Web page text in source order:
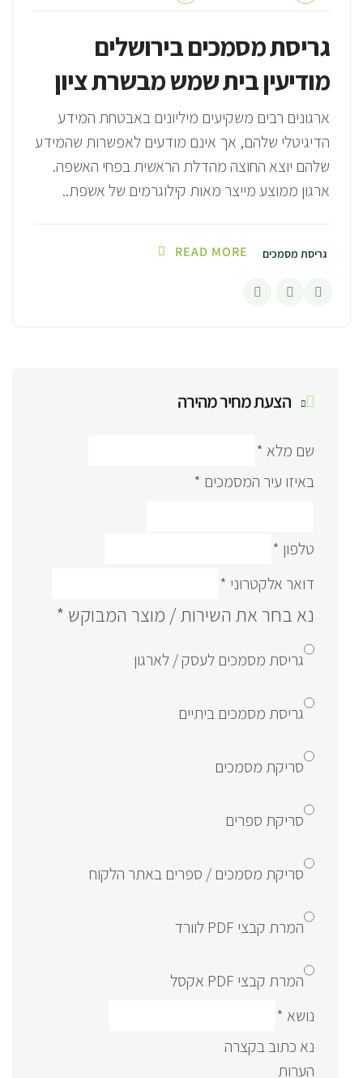
גריסת מסמכים בירושלים
מודיעין בית שמש מבשרת ציון
ארגונים רבים משקיעים מיליונים באבטחת המידע
הדיגיטלי שלהם, אך אינם מודעים לאפשרות שהמידע
שלהם יוצא החוצה מהדלת הראשית בפחי האשפה.
ארגון ממוצע מייצר מאות קילוגרמים של אשפת..
גריסת מסמכים READ MORE
הצעת מחיר מהירה
שם מלא *
באיזו עיר המסמכים *
טלפון *
דואר אלקטרוני *
נא בחר את השירות / מוצר המבוקש *
גריסת מסמכים לעסק / לארגון
גריסת מסמכים ביתיים
סריקת מסמכים
סריקת ספרים
סריקת מסמכים / ספרים באתר הלקוח
המרת קבצי PDF לוורד
המרת קבצי PDF אקסל
נושא *
נא כתוב בקצרה
הערות